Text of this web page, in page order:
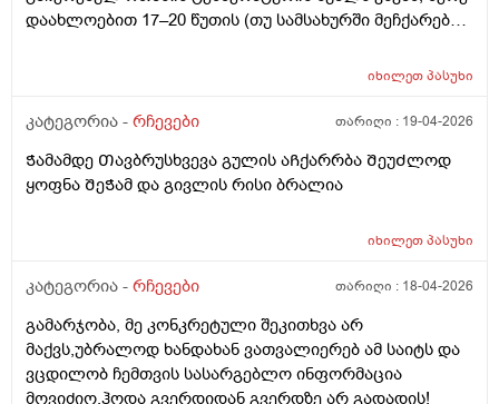
დაახლოებით 17–20 წუთის (თუ სამსახურში მეჩქარება),
და სამსახურში არ მეჩქარება), ვჭამ. ასევე შუადღით და
ერთ ჭიქა უფრო ხშირად ონკანის წყალს ვსვამ და მერე
სადაც ამბობენ, რომ დილით, გაღვიძებისთანავე,
წყლის დალევა არ შეიძლება, რადგან ღამით პირის
გაღვიძებისთანავე დალეულ წყალს ეს ბაქტერიები
ორგანიზმი ზიანდებაო; ჯერ კბილები უნდა გაიხეხოთ
უზმოზე ან წყალი გამოივლოთ პირში და მერე
დალიოთ წყალი ჭამის წინ დილით უზმოზეო.
მაინტერესებს: 1) როგორ ჯობია, როგორც მე ვაკეთებ,
გაღვიძებისთანავე, უზმოზე ოთახის ტემპერატურის
იხილეთპასუხი
კატეგორია - რჩევები თარიღი : 19-04-2026
Ჭამამდე Თავბრუსხვევა გულის აᲩქარრბა ᲨეუᲫლოდ
ყოფნა ᲨეᲭამ და გივლის რისი ბრალია
იხილეთპასუხი
კატეგორია - რჩევები თარიღი : 18-04-2026
გამარჯობა, მე კონკრეტული შეკითხვა არ
მაქვს,უბრალოდ ხანდახან ვათვალიერებ ამ საიტს და
ვცდილობ ჩემთვის სასარგებლო ინფორმაცია
მოვიძიო,ჰოდა გვერდიდან გვერდზე არ გადადის!